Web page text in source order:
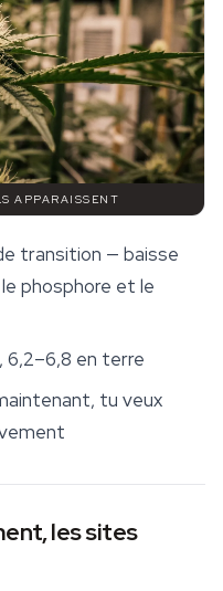
APPARAISSENT
transition — baisse
phosphore et le
6,2–6,8 en terre
tu veux
les sites